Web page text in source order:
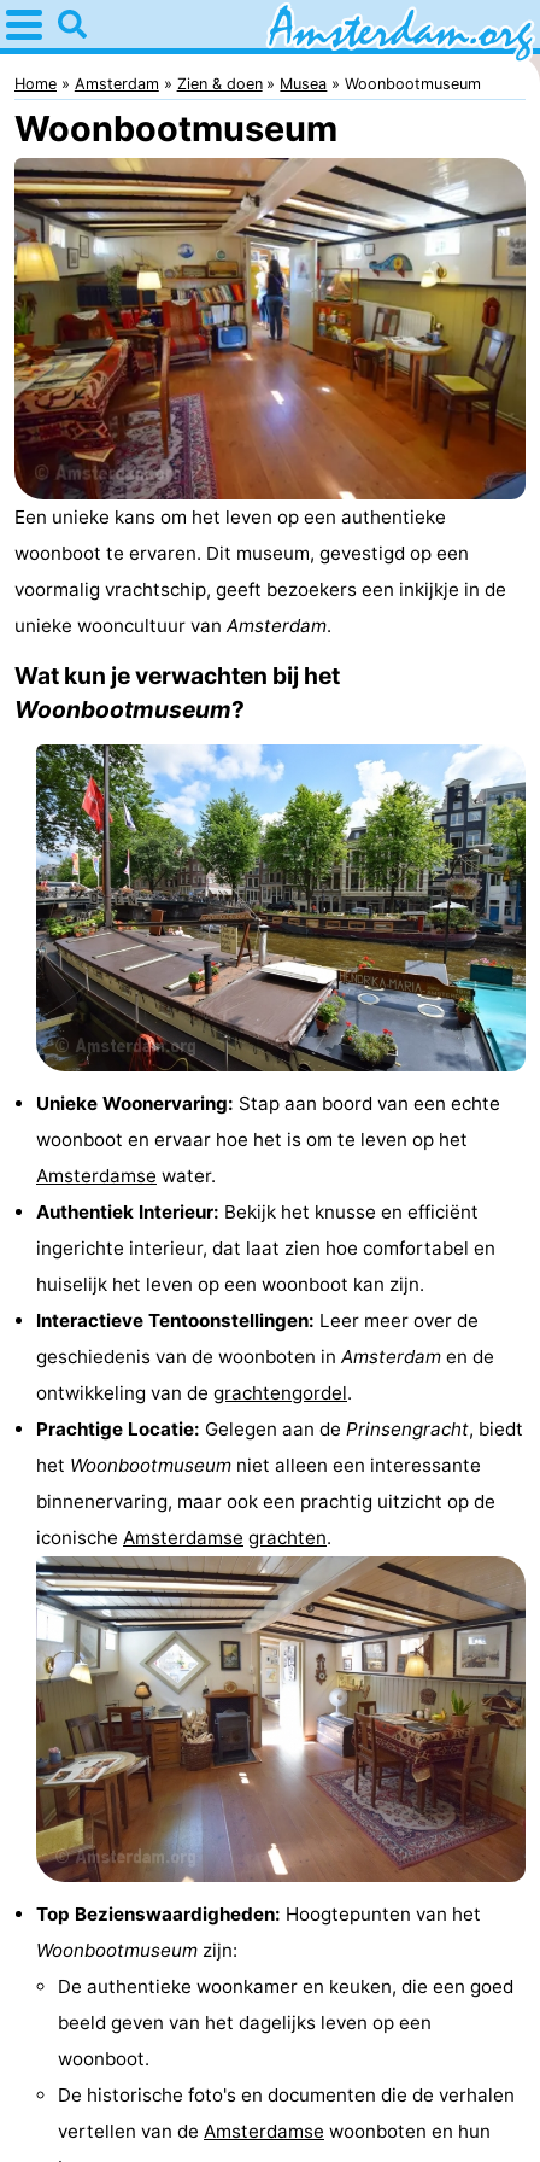
Home
Amsterdam
Reisplan
Voor
kinderen
Voor
jongeren
Gratis
Overnachten
Appartementen
Bed
(&
Campings
Vakantiehuizen
-
Amsterdamse
Bos
Spaarnwoude
Last
minutes
Musea
Attracties
Zien
doen
Bezienswaardigheden
Musea
-
Monumenten
Kerken
-
Uitkijkpunten
Attracties
-
Rondvaarten
Experiences
Dorpen
Steden
Rondleidingen
Sporten
Fietsen
Wandelen
Amusement
Nachtleven
Eten
drinken
Winkelen
Markten
Warenhuizen
Evenementen
Uitgelicht
Grachtengordel
Home Amsterdam Zien & doen Musea Woonbootmuseum
Woonbootmuseum
Een unieke kans om het leven op een authentieke
woonboot te ervaren. Dit museum, gevestigd op een
voormalig vrachtschip, geeft bezoekers een inkijkje in de
unieke wooncultuur van Amsterdam.
Wat kun je verwachten bij het
Woonbootmuseum?
Unieke Woonervaring: Stap aan boord van een echte
woonboot en ervaar hoe het is om te leven op het
Amsterdamse water.
Authentiek Interieur: Bekijk het knusse en efficiënt
ingerichte interieur, dat laat zien hoe comfortabel en
huiselijk het leven op een woonboot kan zijn.
Interactieve Tentoonstellingen: Leer meer over de
geschiedenis van de woonboten in Amsterdam en de
ontwikkeling van de grachtengordel.
Prachtige Locatie: Gelegen aan de Prinsengracht, biedt
het Woonbootmuseum niet alleen een interessante
binnenervaring, maar ook een prachtig uitzicht op de
iconische Amsterdamse grachten.
Top Bezienswaardigheden: Hoogtepunten van het
Woonbootmuseum zijn:
De authentieke woonkamer en keuken, die een goed
beeld geven van het dagelijks leven op een
woonboot.
De historische foto's en documenten die de verhalen
vertellen van de Amsterdamse woonboten en hun